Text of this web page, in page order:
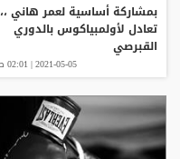
بمشاركة أساسية لعمر هاني ،،
تعادل لأولمبياكوس بالدوري
القبرصي
2021-05-05 | 02:01 ص